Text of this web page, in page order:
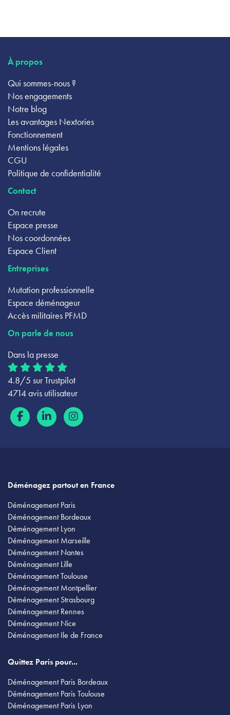
À propos
Qui sommes-nous ?
Nos engagements
Notre blog
Les avantages Nextories
Fonctionnement
Mentions légales
CGU
Politique de confidentialité
Contact
On recrute
Espace presse
Nos coordonnées
Espace Client
Entreprises
Mutation professionnelle
Espace déménageur
Accès militaires PFMD
On parle de nous
Dans la presse
4.8/5 sur Trustpilot
4714 avis utilisateur
Déménagez partout en France
Déménagement Paris
Déménagement Bordeaux
Déménagement Lyon
Déménagement Marseille
Déménagement Nantes
Déménagement Lille
Déménagement Toulouse
Déménagement Montpellier
Déménagement Strasbourg
Déménagement Rennes
Déménagement Nice
Déménagement Ile de France
Quittez Paris pour...
Déménagement Paris Bordeaux
Déménagement Paris Toulouse
Déménagement Paris Lyon